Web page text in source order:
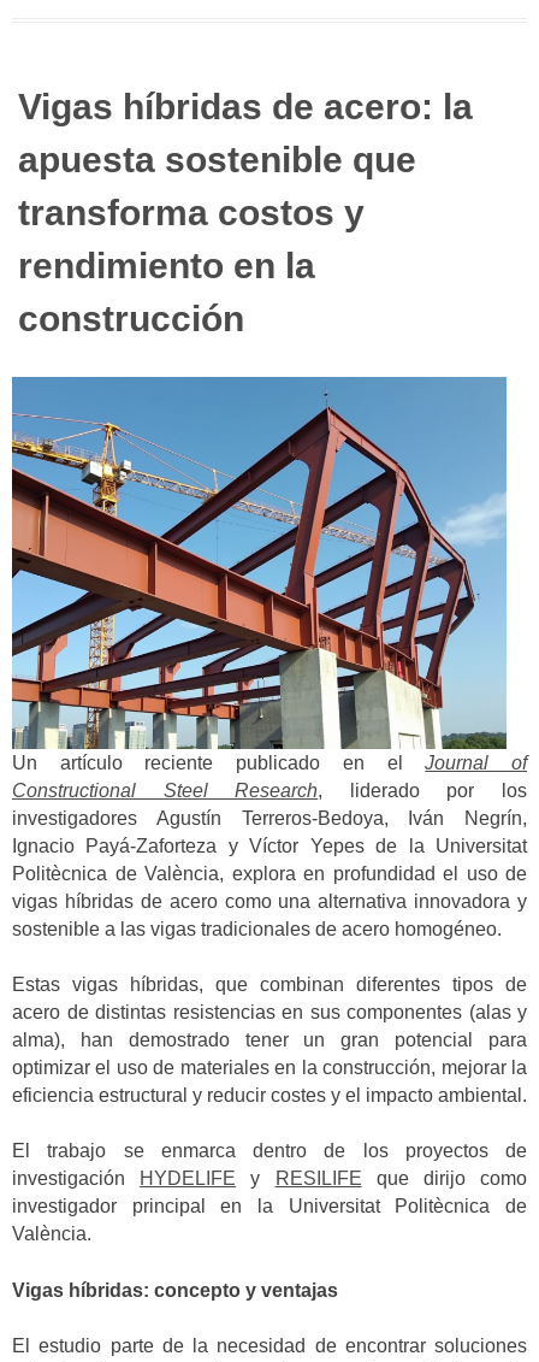
Vigas híbridas de acero: la
apuesta sostenible que
transforma costos y
rendimiento en la
construcción
Un artículo reciente publicado en elJournal of
Constructional Steel Research, liderado por los
investigadores Agustín Terreros-Bedoya, Iván Negrín,
Ignacio Payá-Zaforteza y Víctor Yepes de la Universitat
Politècnica de València, explora en profundidad el uso de
vigas híbridas de acero como una alternativa innovadora y
sostenible a las vigas tradicionales de acero homogéneo.
Estas vigas híbridas, que combinan diferentes tipos de
acero de distintas resistencias en sus componentes (alas y
alma), han demostrado tener un gran potencial para
optimizar el uso de materiales en la construcción, mejorar la
eficiencia estructural y reducir costes y el impacto ambiental.
El trabajo se enmarca dentro de los proyectos de
investigación
HYDELIFE y RESILIFE que dirijo como
investigador principal en la Universitat Politècnica de
València.
Vigas híbridas: concepto y ventajas
El estudio parte de la necesidad de encontrar soluciones